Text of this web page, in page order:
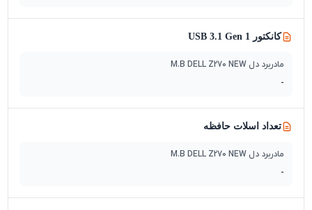
کانکتور USB 3.1 Gen 1
مادربرد دل M.B DELL Z270 NEW
-
تعداد اسلات حافظه
مادربرد دل M.B DELL Z270 NEW
-